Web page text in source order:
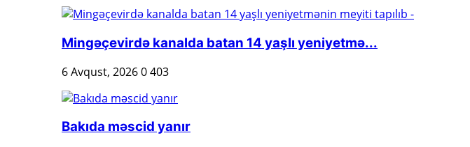
Mingəçevirdə kanalda batan 14 yaşlı yeniyetmə...
6 Avqust, 20260403
Bakıda məscid yanır